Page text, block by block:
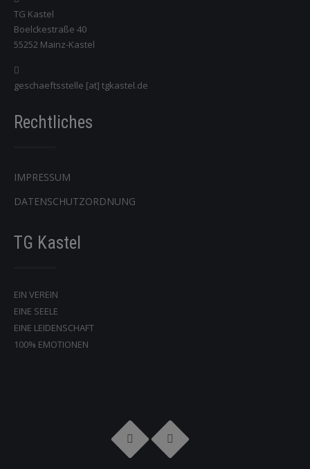
TG Kastel
Boelckestraße 40
55252 Mainz-Kastel
geschaeftsstelle [at] tgkastel.de
Rechtliches
IMPRESSUM
DATENSCHUTZORDNUNG
TG Kastel
EIN VEREIN
EINE SEELE
EINE LEIDENSCHAFT
100% EMOTIONEN